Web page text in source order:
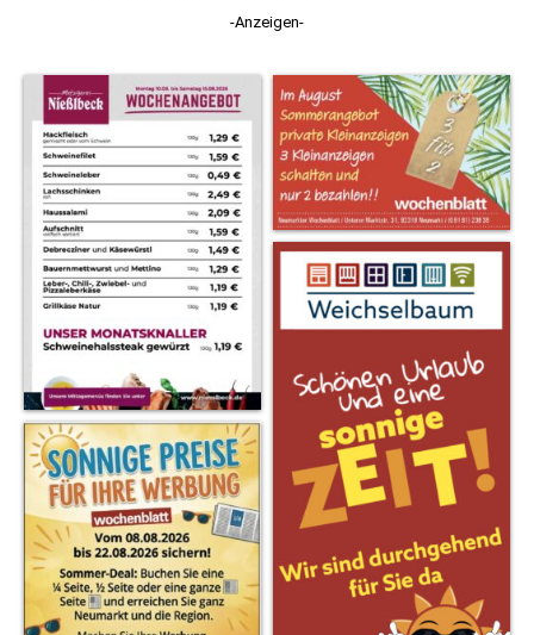
-Anzeigen-